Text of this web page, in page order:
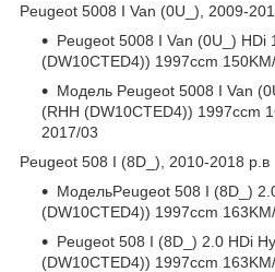
Peugeot 5008 I Van (0U_), 2009-
Peugeot 5008 I Van (0U_) HDi
(DW10CTED4)) 1997ccm
Модель Peugeot 5008 I Van
(RHH (DW10CTED4)) 1997ccm
2017/03
Peugeot 508 I (8D_), 2010-2018 р.в
МодельPeugeot 508 I (8D_)
(DW10CTED4)) 1997ccm
Peugeot 508 I (8D_) 2.0 HDi
(DW10CTED4)) 1997ccm